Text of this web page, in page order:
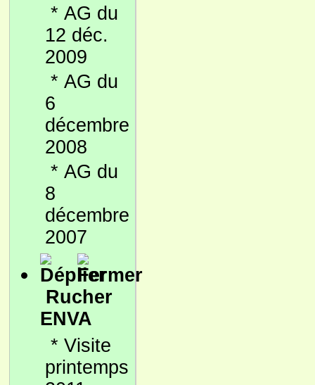
* AG du
12 déc.
2009
* AG du
6
décembre
2008
* AG du
8
décembre
2007
Rucher
ENVA
* Visite
printemps